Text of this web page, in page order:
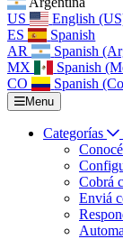
US
English
ES
Spanish
AR
Spanish
MX
Spanish
CO
Spanish
Menu
Categorías
Cobrá
Enviá